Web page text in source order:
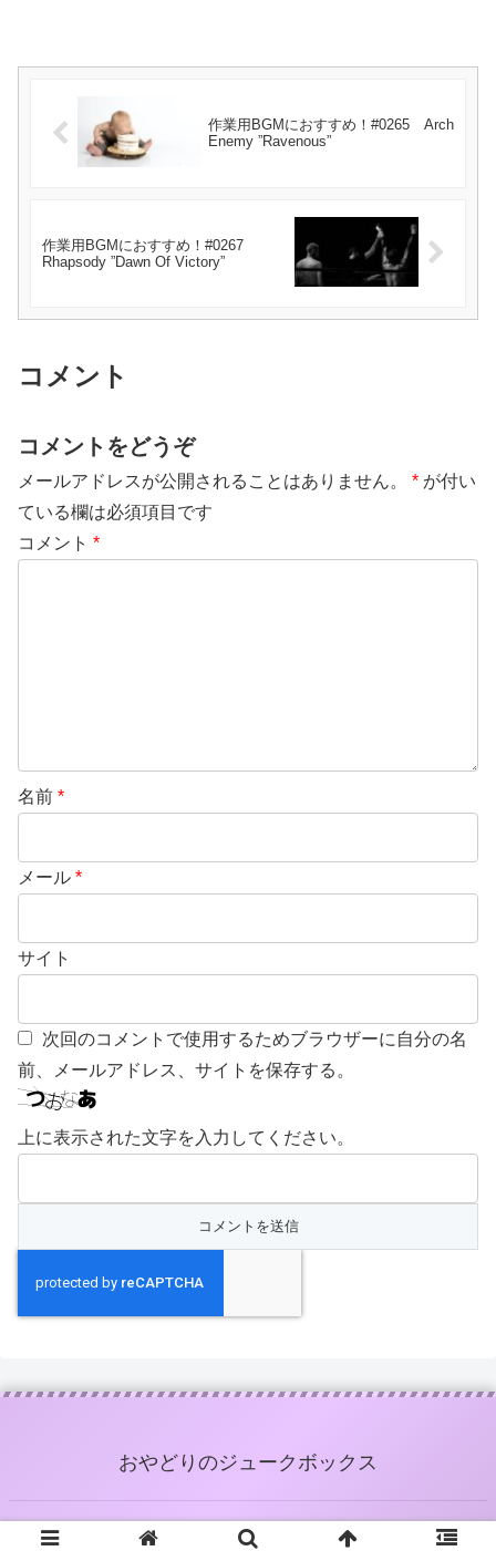
作業用BGMにおすすめ！#0265 Arch
Enemy ”Ravenous”
作業用BGMにおすすめ！#0267
Rhapsody ”Dawn Of Victory”
コメント
コメントをどうぞ
メールアドレスが公開されることはありません。 * が付い
ている欄は必須項目です
コメント *
名前 *
メール *
サイト
次回のコメントで使用するためブラウザーに自分の名
前、メールアドレス、サイトを保存する。
上に表示された文字を入力してください。
おやどりのジュークボックス